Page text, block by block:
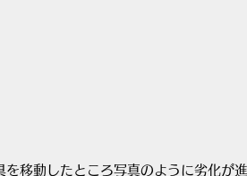
移動したところ写真のように劣化が進